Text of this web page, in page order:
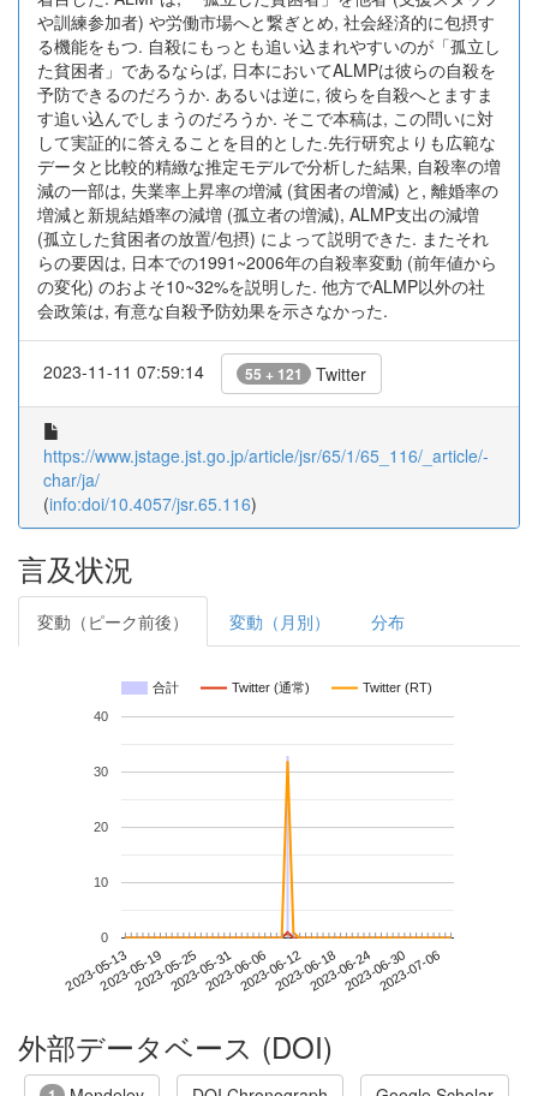
や訓練参加者) や労働市場へと繋ぎとめ, 社会経済的に包摂す
る機能をもつ. 自殺にもっとも追い込まれやすいのが「孤立し
た貧困者」であるならば, 日本においてALMPは彼らの自殺を
予防できるのだろうか. あるいは逆に, 彼らを自殺へとますま
す追い込んでしまうのだろうか. そこで本稿は, この問いに対
して実証的に答えることを目的とした.先行研究よりも広範な
データと比較的精緻な推定モデルで分析した結果, 自殺率の増
減の一部は, 失業率上昇率の増減 (貧困者の増減) と, 離婚率の
増減と新規結婚率の減増 (孤立者の増減), ALMP支出の減増
(孤立した貧困者の放置/包摂) によって説明できた. またそれ
らの要因は, 日本での1991~2006年の自殺率変動 (前年値から
の変化) のおよそ10~32%を説明した. 他方でALMP以外の社
会政策は, 有意な自殺予防効果を示さなかった.
2023-11-11 07:59:14 55 + 121 Twitter
https://www.jstage.jst.go.jp/article/jsr/65/1/65_116/_article/-
char/ja/
(info:doi/10.4057/jsr.65.116)
言及状況
変動（ピーク前後） 変動（月別） 分布
合計 Twitter (通常) Twitter (RT)
2023-05-132023-05-192023-05-252023-05-312023-06-062023-06-122023-06-182023-06-242023-06-302023-07-06
0
10
20
30
40
外部データベース (DOI)